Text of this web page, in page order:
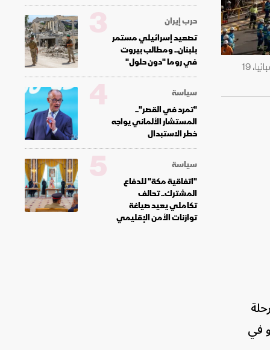
سفينة "جلالة الملك المدينة" السعودية خلال تعويمها في حوض بناء السفن التابع لشركة "نافانتيا" بمدينة سان فرناندو في إسبانيا، 19
في
حرب إيران
تصعيد إسرائيلي مستمر
بلبنان.. ومطالب بيروت
في روما "دون حلول"
3
سياسة
"تمرد في القصر"..
المستشار الألماني يواجه
خطر الاستبدال
4
سياسة
"اتفاقية مكة" للدفاع
المشترك.. تحالف
تكاملي يعيد صياغة
توازنات الأمن الإقليمي
5